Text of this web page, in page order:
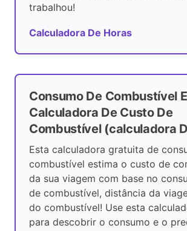
trabalhou!
Calculadora De Horas
Consumo De Combustível E
Calculadora De Custo De
Combustível (calculadora
Esta calculadora gratuita de
combustível estima o custo de
da sua viagem com base no
de combustível, distância da
do combustível! Use esta
para descobrir o consumo e o